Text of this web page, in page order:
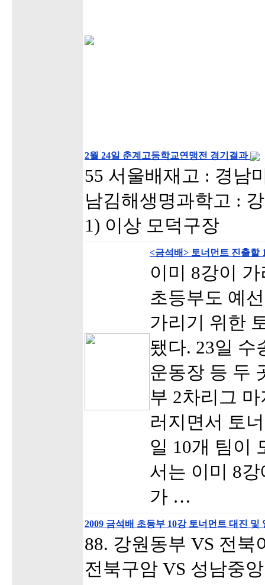
2월 24일 춘계고등학교연맹전 경기결과
55 서울배재고 : 경남
남김해생명과학고 :
1) 이상 모덕구장
<금석배> 토너먼트 진출할
이미 8강이
초등부도 예
가리기 위한
됐다. 23일 수
운동장 등 두
부 2차리그
러지면서 토
일 10개 팀이
서는 이미 8
가 …
2009 금석배 초등부 10강 토너먼트 대진 및
88. 강원동부 VS 전북
전북구암 VS 성남중